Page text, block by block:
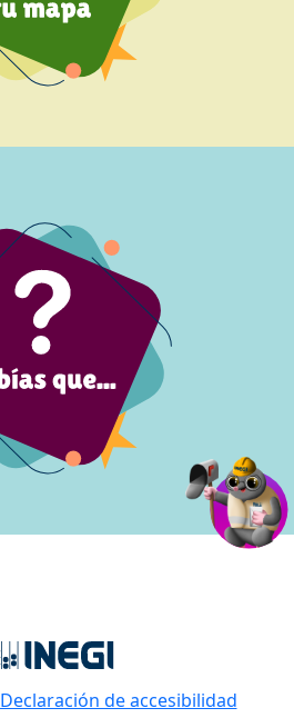
Declaración de accesibilidad